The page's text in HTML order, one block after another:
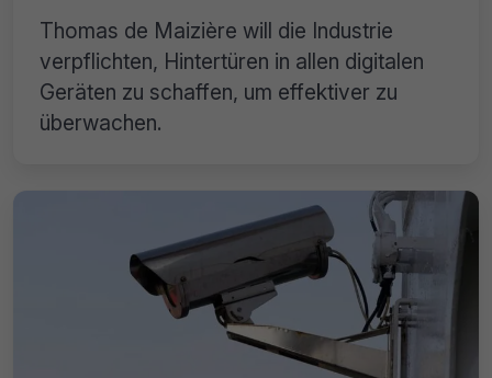
Thomas de Maizière will die Industrie
verpflichten, Hintertüren in allen digitalen
Geräten zu schaffen, um effektiver zu
überwachen.